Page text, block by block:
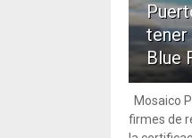
tener
Blue
Mosaico
firmes de